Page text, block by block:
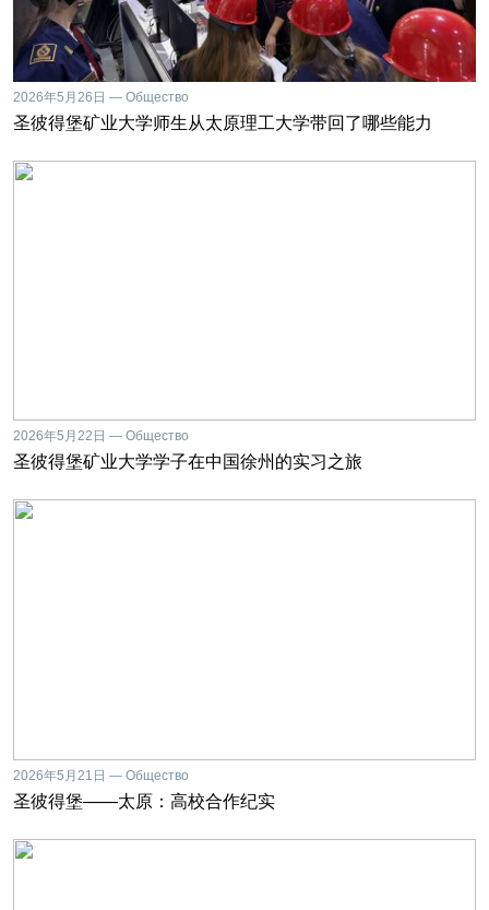
2026年5月26日 — Общество
圣彼得堡矿业大学师生从太原理工大学带回了哪些能力
2026年5月22日 — Общество
圣彼得堡矿业大学学子在中国徐州的实习之旅
2026年5月21日 — Общество
圣彼得堡——太原：高校合作纪实